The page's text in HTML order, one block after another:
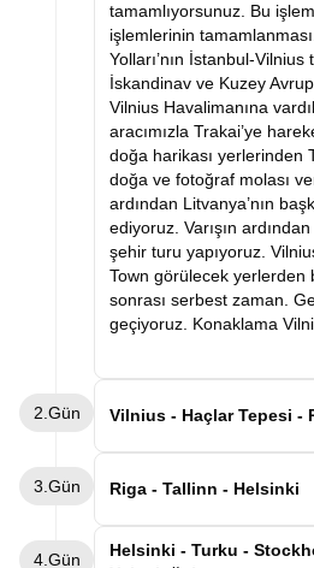
tamamlıyorsunuz. Bu
işlemlerinin
Yolları’nın İstanbul-
İskandinav ve Kuzey
Vilnius Havalimanına
aracımızla Trakai’ye
doğa harikası yerlerinden
doğa ve fotoğraf molası
ardından Litvanya’nın
ediyoruz. Varışın
şehir turu yapıyoruz.
Town görülecek yerlerden
sonrası serbest zaman.
geçiyoruz. Konaklama
2.Gün Vilnius - Haçlar Tepesi -
Letonya’nın başkenti
haçın bir araya
3.Gün Riga - Tallinn - Helsinki
Estonya’nın başkenti
4.Gün
Helsinki - Turku -